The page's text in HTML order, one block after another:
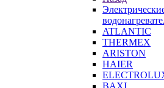
ATLANTIC
THERMEX
ARISTON
HAIER
BAXI